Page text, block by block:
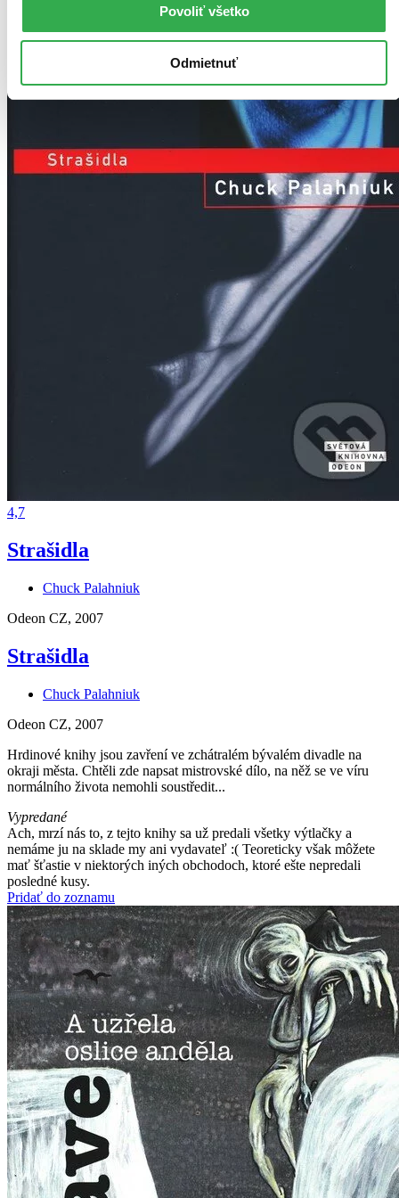
Povoliť všetko
Odmietnuť
4,7
Strašidla
Chuck Palahniuk
Odeon CZ, 2007
Strašidla
Chuck Palahniuk
Odeon CZ, 2007
Hrdinové knihy jsou zavření ve zchátralém bývalém divadle na
okraji města. Chtěli zde napsat mistrovské dílo, na něž se ve víru
normálního života nemohli soustředit...
Vypredané
Ach, mrzí nás to, z tejto knihy sa už predali všetky výtlačky a
nemáme ju na sklade my ani vydavateľ :( Teoreticky však môžete
mať šťastie v niektorých iných obchodoch, ktoré ešte nepredali
posledné kusy.
Pridať do zoznamu